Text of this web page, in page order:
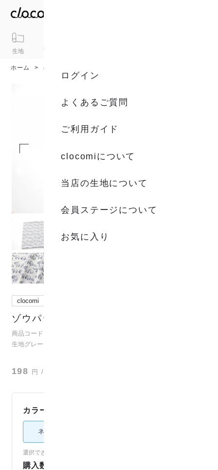
生地 アイテム
ログイン
よくあるご質問
ご利用ガイド
clocomiについて
当店の生地について
会員ステージについて
お気に入り
ホーム 生地
clocomi
ゾウパラダイス
商品コード：para-co2j-80026
生地グレード：ダブルガーゼ
198 円 / 10cm
カラー：
ネイビー
選択できないカラーは売り切れです。（
購入数